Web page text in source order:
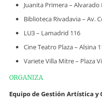
Juanita Primera – Alvarado
Biblioteca Rivadavia – Av.
LU3 – Lamadrid 116
Cine Teatro Plaza – Alsina
Variete Villa Mitre – Plaza
ORGANIZA
Equipo de Gestión Artística